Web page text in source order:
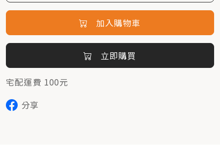
加入購物車
立即購買
宅配運費 100元
分享